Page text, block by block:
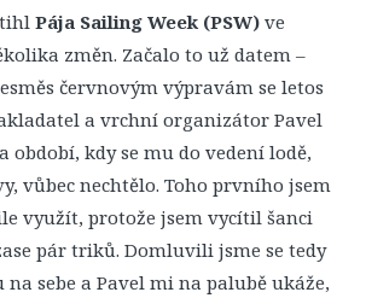
Pája Sailing Week (PSW) ve
změn. Začalo to už datem –
červnovým výpravám se letos
a vrchní organizátor Pavel
období, kdy se mu do vedení lodě,
vůbec nechtělo. Toho prvního jsem
využít, protože jsem vycítil šanci
pár triků. Domluvili jsme se tedy
sebe a Pavel mi na palubě ukáže,